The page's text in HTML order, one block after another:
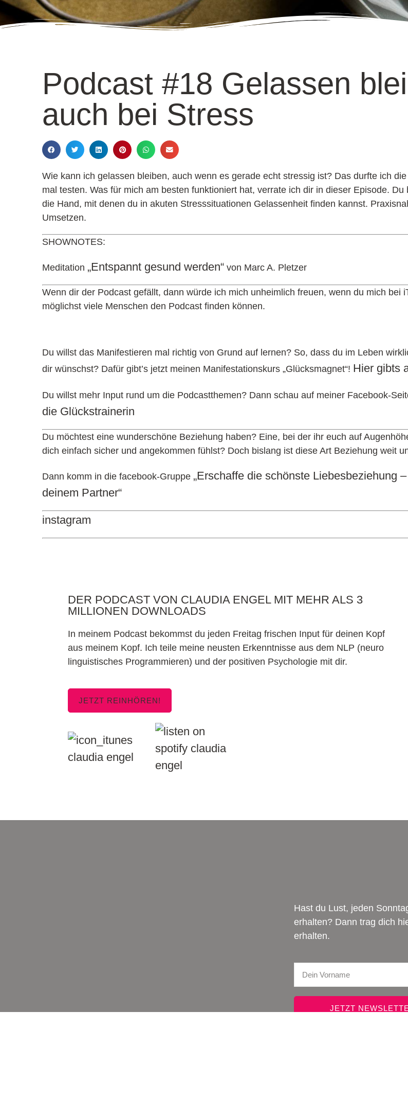
Podcast #18 Gelassen
auch bei Stress
Wie kann ich gelassen bleiben, auch wenn es gerade echt stressig ist? Das durfte ich
mal testen. Was für mich am besten funktioniert hat, verrate ich dir in dieser Episode. Du
die Hand, mit denen du in akuten Stresssituationen Gelassenheit finden kannst.
Umsetzen.
SHOWNOTES:
Meditation „Entspannt gesund werden“ von Marc A. Pletzer
Wenn dir der Podcast gefällt, dann würde ich mich unheimlich freuen, wenn du mich bei
möglichst viele Menschen den Podcast finden können.
Du willst das Manifestieren mal richtig von Grund auf lernen? So, dass du im Leben
dir wünschst? Dafür gibt’s jetzt meinen Manifestationskurs „Glücksmagnet“! Hier gibts
Du willst mehr Input rund um die Podcastthemen? Dann schau auf meiner Facebook-
die Glückstrainerin
Du möchtest eine wunderschöne Beziehung haben? Eine, bei der ihr euch auf
dich einfach sicher und angekommen fühlst? Doch bislang ist diese Art Beziehung weit
Dann komm in die facebook-Gruppe „Erschaffe die schönste Liebesbeziehung
deinem Partner“
instagram
DER PODCAST VON CLAUDIA ENGEL MIT MEHR ALS 3
MILLIONEN DOWNLOADS
In meinem Podcast bekommst du jeden Freitag frischen Input für deinen Kopf
aus meinem Kopf. Ich teile meine neusten Erkenntnisse aus dem NLP (neuro
linguistisches Programmieren) und der positiven Psychologie mit dir.
JETZT REINHÖREN!
Hast du Lust, jeden
erhalten? Dann trag dich
erhalten.
JETZT